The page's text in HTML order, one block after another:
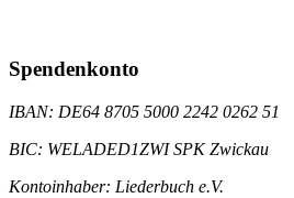
Spendenkonto
IBAN: DE64 8705 5000 2242 0262 51
BIC: WELADED1ZWI SPK Zwickau
Kontoinhaber: Liederbuch e.V.